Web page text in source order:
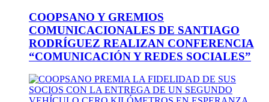
COOPSANO Y GREMIOS
COMUNICACIONALES DE SANTIAGO
RODRÍGUEZ REALIZAN CONFERENCIA
“COMUNICACIÓN Y REDES SOCIALES”